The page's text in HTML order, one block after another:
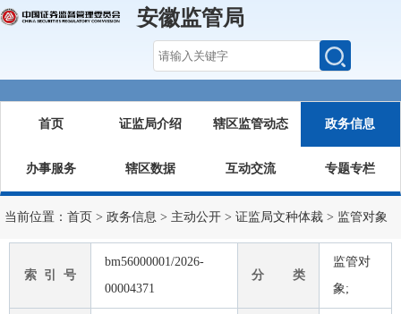
安徽监管局
首页 证监局介绍 辖区监管动态 政务信息
办事服务 辖区数据 互动交流 专题专栏
当前位置： 首页 > 政务信息 > 主动公开 > 证监局文种体裁 > 监管对象
索 引 号
bm56000001/2026-
00004371
分 类
监管对
象;